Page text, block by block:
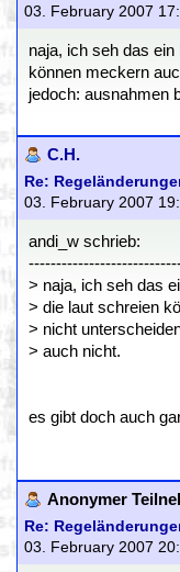
03. February 2007
naja, ich seh das
können meckern
jedoch: ausnahmen
C.H.
Re:
03. February 2007
andi_w schrieb:
> naja, ich seh das
> die laut schreien
> nicht
> auch nicht.
es gibt doch auch
Anonymer
Re:
03. February 2007